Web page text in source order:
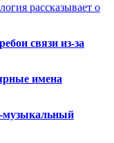
рассказывает о
связи из-за
имена
музыкальный